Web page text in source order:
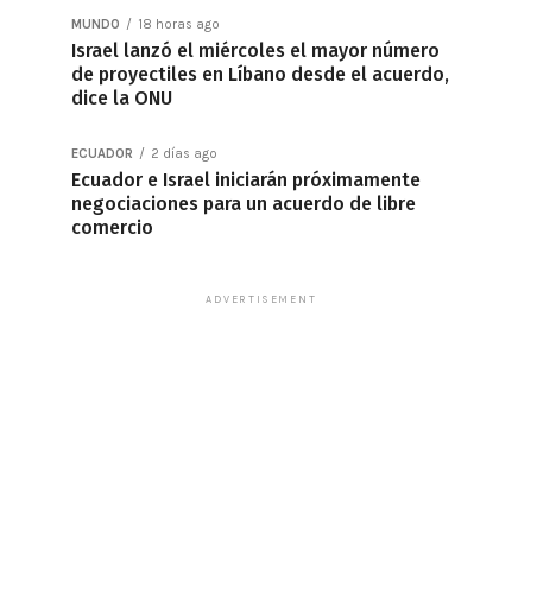
MUNDO 18 horas ago
Israel lanzó el miércoles el mayor número
de proyectiles en Líbano desde el acuerdo,
dice la ONU
ECUADOR 2 días ago
Ecuador e Israel iniciarán próximamente
negociaciones para un acuerdo de libre
comercio
ADVERTISEMENT